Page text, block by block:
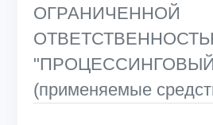
ОГРАНИЧЕННОЙ
(применяемые